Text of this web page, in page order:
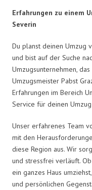
Erfahrungen zu einem
Severin
Du planst deinen Umzug
und bist auf der Suche
Umzugsunternehmen,
Umzugsmeister Pabst
Erfahrungen im Bereich
Service für deinen
Unser erfahrenes Team
mit den
diese Region aus. Wir
und stressfrei verläuft.
ein ganzes Haus
und persönlichen